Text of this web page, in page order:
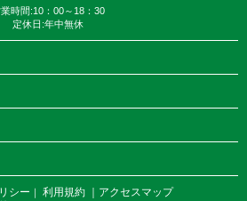
時間:10：00～18：30
定休日:年中無休
シー ｜ 利用規約 ｜アクセスマップ